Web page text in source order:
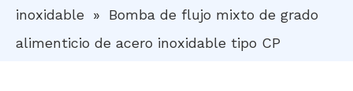
inoxidable
»
Bomba de flujo mixto de grado
alimenticio de acero inoxidable tipo CP